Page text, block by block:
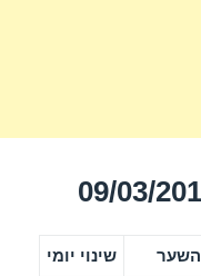
השער שינוי יומי